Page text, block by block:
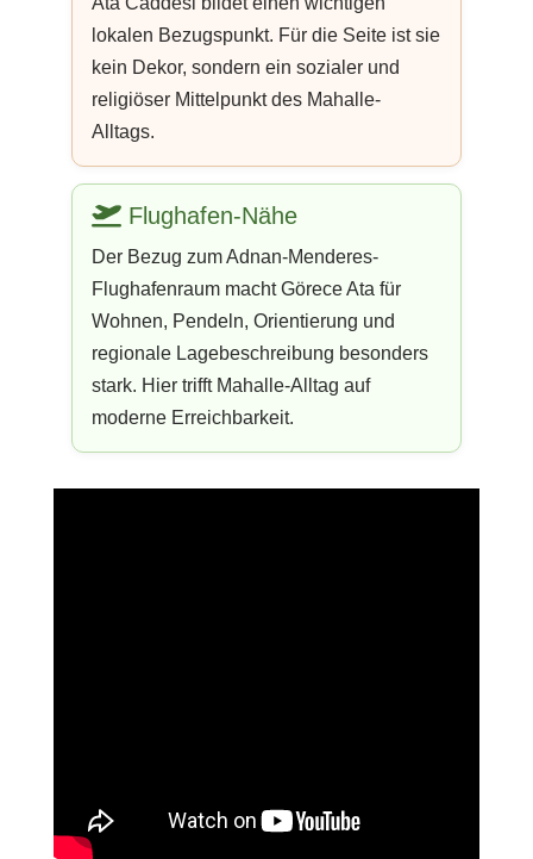
lokalen Bezugspunkt. Für die Seite ist sie
kein Dekor, sondern ein sozialer und
religiöser Mittelpunkt des Mahalle-
Alltags.
Flughafen-Nähe
Der Bezug zum Adnan-Menderes-
Flughafenraum macht Görece Ata für
Wohnen, Pendeln, Orientierung und
regionale Lagebeschreibung besonders
stark. Hier trifft Mahalle-Alltag auf
moderne Erreichbarkeit.